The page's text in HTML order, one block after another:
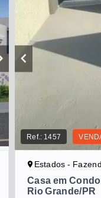
Ref.: 1457
Estados -
Casa em
Rio Grande/PR